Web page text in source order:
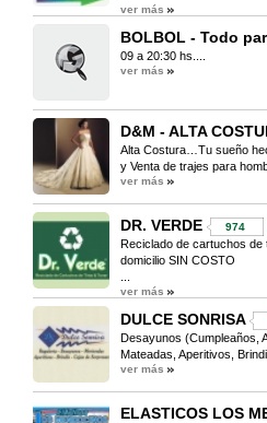
ver más
BOLBOL - Todo
09 a 20:30 hs....
ver más
D&M - ALTA
Alta Costura…Tu sueño
y Venta de trajes para
ver más
DR. VERDE 974
Reciclado de cartuchos de
domicilio SIN COSTO
ver más
DULCE SONRISA
Desayunos (Cumpleaños,
Mateadas, Aperitivos,
ver más
ELASTICOS LOS